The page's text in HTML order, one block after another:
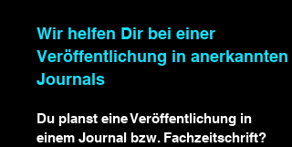
Wir helfen Dir bei einer
Veröffentlichung in anerkannten
Journals
Du planst eine Veröffentlichung in
einem Journal bzw. Fachzeitschrift?